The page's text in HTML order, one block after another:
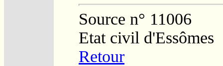
Source n° 11006
Etat civil d'Essômes
Retour